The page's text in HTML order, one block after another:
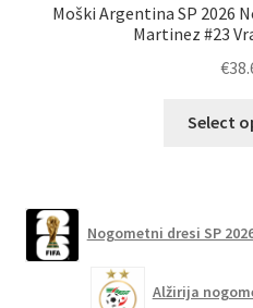
Moški Argentina SP 2026
Martinez #23
€
Select
Nogometni dresi SP
Alžirija